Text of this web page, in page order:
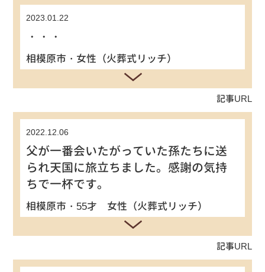
2023.01.22
・・・
相模原市・女性（火葬式リッチ）
記事URL
2022.12.06
父が一番会いたがっていた孫たちに送
られ天国に旅立ちました。感謝の気持
ちで一杯です。
相模原市・55才 女性（火葬式リッチ）
記事URL